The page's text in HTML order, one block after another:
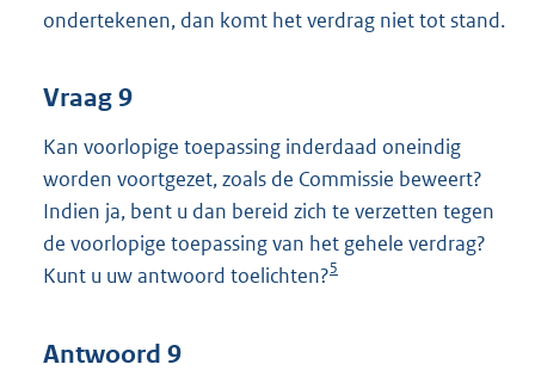
ondertekenen, dan komt het verdrag niet tot stand.
Vraag 9
Kan voorlopige toepassing inderdaad oneindig
worden voortgezet, zoals de Commissie beweert?
Indien ja, bent u dan bereid zich te verzetten tegen
de voorlopige toepassing van het gehele verdrag?
Kunt u uw antwoord toelichten?5
Antwoord 9